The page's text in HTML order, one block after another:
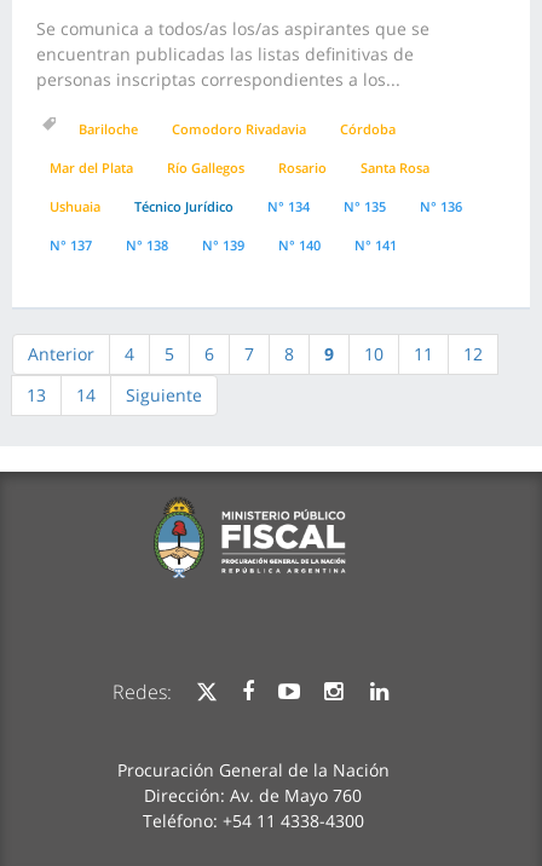
Se comunica a todos/as los/as aspirantes que se
encuentran publicadas las listas definitivas de
personas inscriptas correspondientes a los...
Bariloche Comodoro Rivadavia Córdoba
Mar del Plata Río Gallegos Rosario Santa Rosa
Ushuaia Técnico Jurídico N° 134 N° 135 N° 136
N° 137 N° 138 N° 139 N° 140 N° 141
Anterior 4 5 6 7 8 9 10 11
12
13
14 Siguiente
Redes:
Procuración General de la Nación
Dirección: Av. de Mayo 760
Teléfono: +54 11 4338-4300